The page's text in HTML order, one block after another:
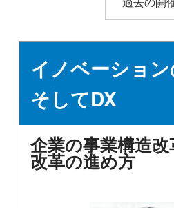
イノベーショ
そしてDX
企業の事業構造
改革の進め方